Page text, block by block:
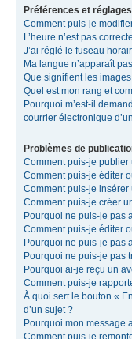
Préférences et
Comment puis-je
L’heure n’est pas
J’ai réglé le fuseau
Ma langue n’apparaît
Que signifient les
Quel est mon rang et
Pourquoi m’est-il
courrier électronique
Problèmes de
Comment puis-je
Comment puis-je éditer
Comment puis-je
Comment puis-je créer
Pourquoi ne puis-je pas
Comment puis-je éditer
Pourquoi ne puis-je pas
Pourquoi ne puis-je pas
Pourquoi ai-je reçu un
Comment puis-je
À quoi sert le bouton «
d’un sujet ?
Pourquoi mon message
Comment puis-je